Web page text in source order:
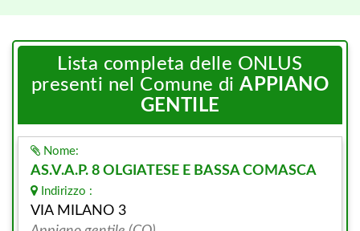
Lista completa delle ONLUS
presenti nel Comune diAPPIANO
GENTILE
Nome:
AS.V.A.P. 8 OLGIATESE E BASSA COMASCA
Indirizzo :
VIA MILANO 3